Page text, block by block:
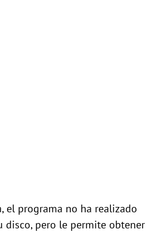
el programa no ha realizado
disco, pero le permite obtener